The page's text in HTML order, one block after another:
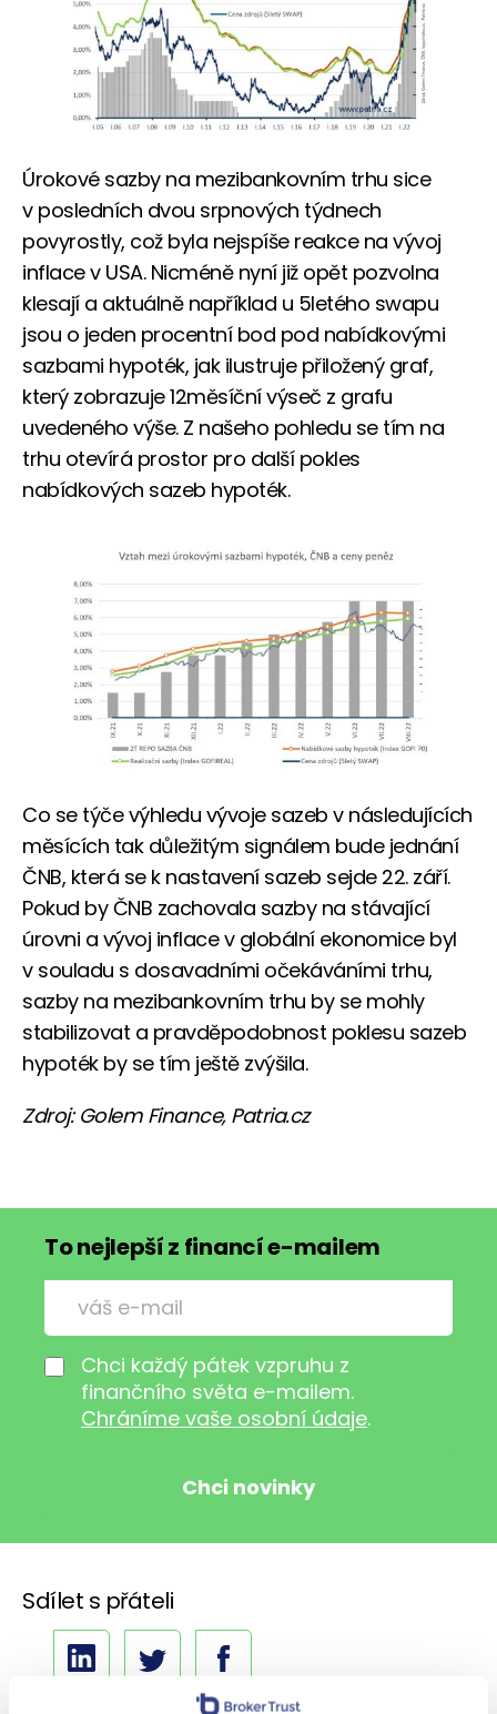
Úrokové sazby na mezibankovním trhu sice
v posledních dvou srpnových týdnech
povyrostly, což byla nejspíše reakce na vývoj
inflace v USA. Nicméně nyní již opět pozvolna
klesají a aktuálně například u 5letého swapu
jsou o jeden procentní bod pod nabídkovými
sazbami hypoték, jak ilustruje přiložený graf,
který zobrazuje 12měsíční výseč z grafu
uvedeného výše. Z našeho pohledu se tím na
trhu otevírá prostor pro další pokles
nabídkových sazeb hypoték.
Co se týče výhledu vývoje sazeb v následujících
měsících tak důležitým signálem bude jednání
ČNB, která se k nastavení sazeb sejde 22. září.
Pokud by ČNB zachovala sazby na stávající
úrovni a vývoj inflace v globální ekonomice byl
v souladu s dosavadními očekáváními trhu,
sazby na mezibankovním trhu by se mohly
stabilizovat a pravděpodobnost poklesu sazeb
hypoték by se tím ještě zvýšila.
Zdroj: Golem Finance, Patria.cz
To nejlepší z financí e-mailem
Chci každý pátek vzpruhu z
finančního světa e-mailem.
Chráníme vaše osobní údaje.
Sdílet s přáteli